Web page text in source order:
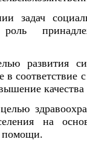
задач
развития
в
на
помощи.